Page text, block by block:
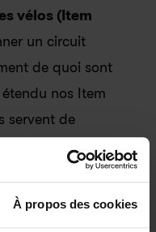
À propos des cookies
vélos (Item
un circuit
de quoi sont
nos Item
servent de
les composants,
près, y
des matériaux
rapport aux